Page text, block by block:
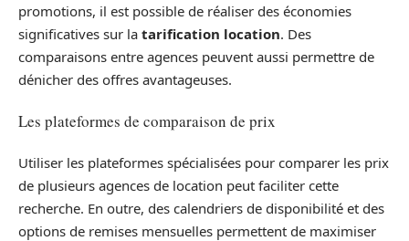
promotions, il est possible de réaliser des économies
significatives sur la tarification location. Des
comparaisons entre agences peuvent aussi permettre de
dénicher des offres avantageuses.
Les plateformes de comparaison de prix
Utiliser les plateformes spécialisées pour comparer les prix
de plusieurs agences de location peut faciliter cette
recherche. En outre, des calendriers de disponibilité et des
options de remises mensuelles permettent de maximiser